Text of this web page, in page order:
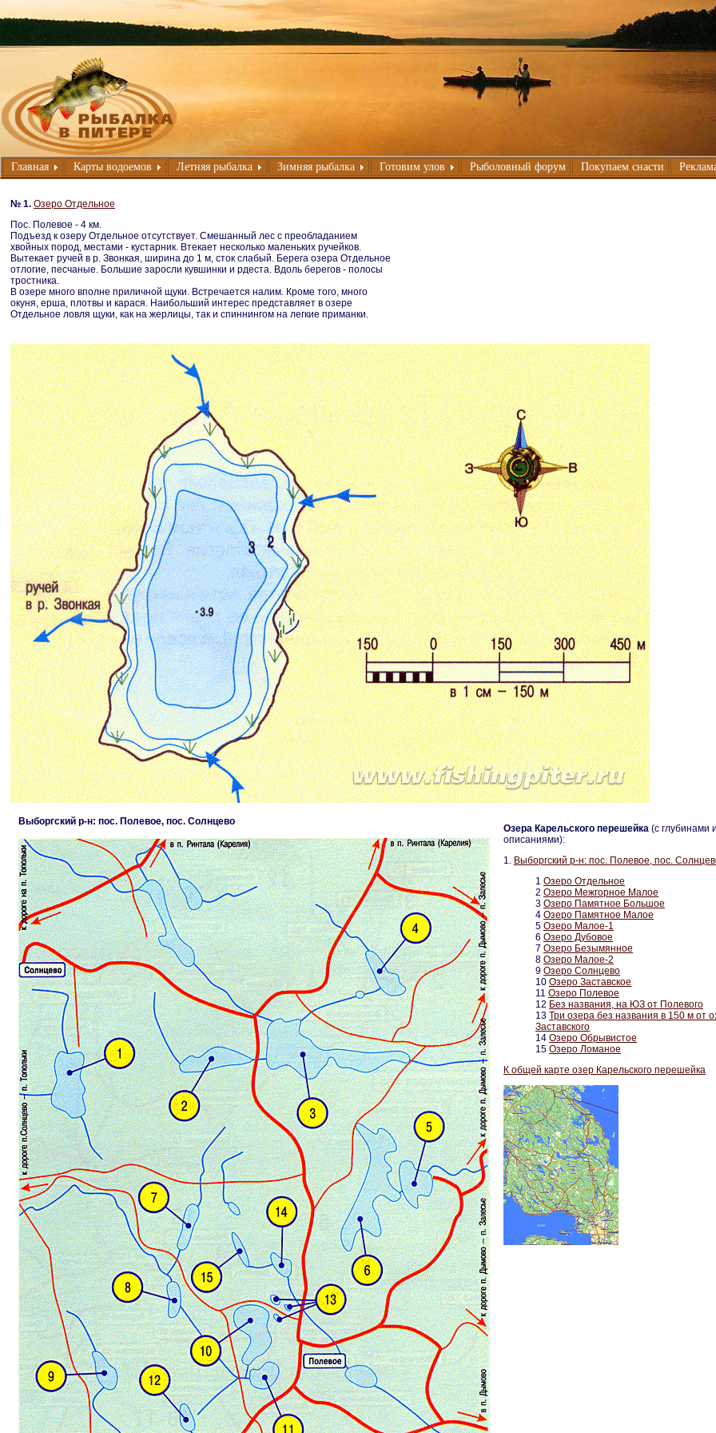
Главная Карты водоемов Летняя рыбалка Зимняя рыбалка Готовим улов Рыболовный форум Покупаем снасти
№ 1. Озеро Отдельное
Пос. Полевое - 4 км.
Подъезд к озеру Отдельное отсутствует. Смешанный лес с преобладанием
хвойных пород, местами - кустарник. Втекает несколько маленьких ручейков.
Вытекает ручей в р. Звонкая, ширина до 1 м, сток слабый. Берега озера Отдельное
отлогие, песчаные. Большие заросли кувшинки и рдеста. Вдоль берегов - полосы
тростника.
В озере много вполне приличной щуки. Встречается налим. Кроме того, много
окуня, ерша, плотвы и карася. Наибольший интерес представляет в озере
Отдельное ловля щуки, как на жерлицы, так и спиннингом на легкие приманки.
Выборгский р-н: пос. Полевое, пос. Солнцево
Озера Карельского перешейка (c глубинами и
описаниями):
1. Выборгский р-н: пос. Полевое, пос.
1 Озеро Отдельное
2 Озеро Межгорное Малое
3 Озеро Памятное Большое
4 Озеро Памятное Малое
5 Озеро Малое-1
6 Озеро Дубовое
7 Озеро Безымянное
8 Озеро Малое-2
9 Озеро Солнцево
10 Озеро Заставское
11 Озеро Полевое
12 Без названия, на ЮЗ от Полевого
13 Три озера без названия в 150 м от
Заставского
14 Озеро Обрывистое
15 Озеро Ломаное
К общей карте озер Карельского перешейка